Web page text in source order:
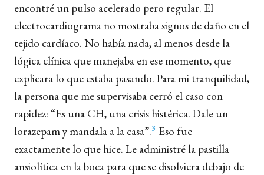
encontré un pulso acelerado pero regular. El
electrocardiograma no mostraba signos de daño en el
tejido cardíaco. No había nada, al menos desde la
lógica clínica que manejaba en ese momento, que
explicara lo que estaba pasando. Para mi tranquilidad,
la persona que me supervisaba cerró el caso con
rapidez: “Es una CH, una crisis histérica. Dale un
lorazepam y mandala a la casa”.3 Eso fue
exactamente lo que hice. Le administré la pastilla
ansiolítica en la boca para que se disolviera debajo de